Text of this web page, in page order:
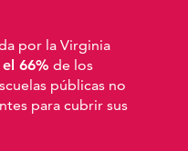
por la Virginia
el 66% de los
públicas no
para cubrir sus